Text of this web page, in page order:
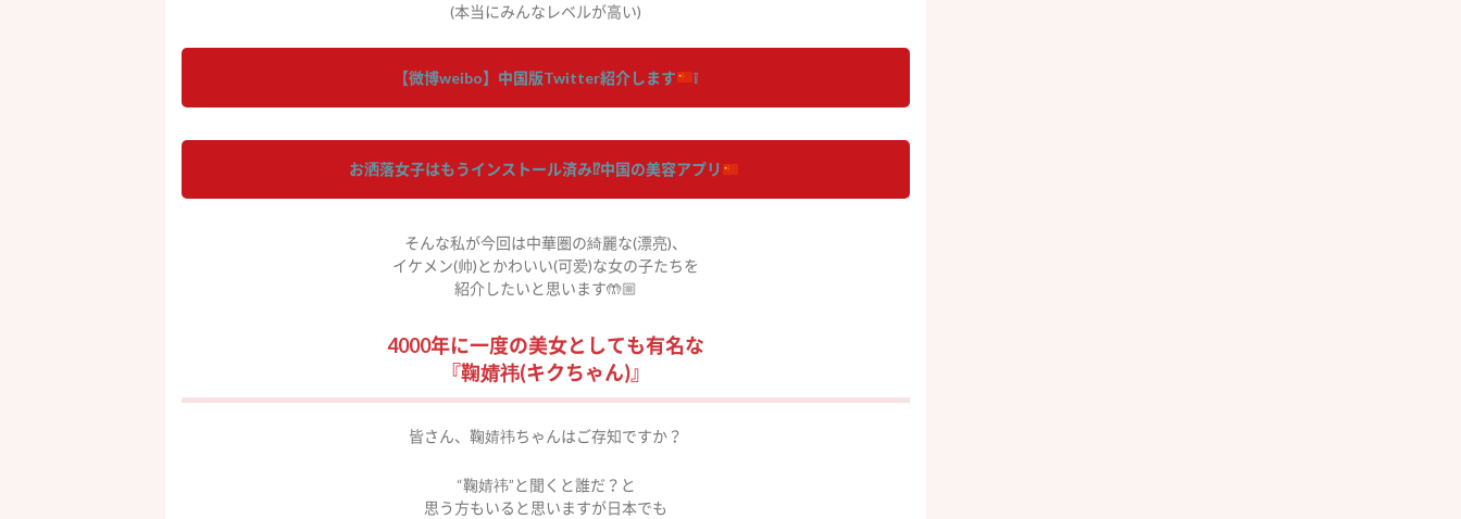
(本当にみんなレベルが高い)
【微博weibo】中国版Twitter紹介します ❕
お洒落女子はもうインストール済み⁉️中国の美容アプリ
そんな私が今回は中華圏の綺麗な(漂亮)、
イケメン(帅)とかわいい(可爱)な女の子たちを
紹介したいと思います🤲🏼
4000年に一度の美女としても有名な
『鞠婧祎(キクちゃん)』
皆さん、鞠婧祎ちゃんはご存知ですか？
“鞠婧祎”と聞くと誰だ？と
思う方もいると思いますが日本でも